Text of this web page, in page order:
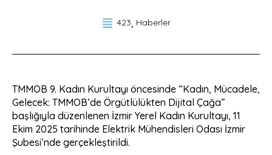
423 Haberler
TMMOB 9. Kadın Kurultayı öncesinde “Kadın, Mücadele,
Gelecek: TMMOB’de Örgütlülükten Dijital Çağa”
başlığıyla düzenlenen İzmir Yerel Kadın Kurultayı, 11
Ekim 2025 tarihinde Elektrik Mühendisleri Odası İzmir
Şubesi’nde gerçekleştirildi.